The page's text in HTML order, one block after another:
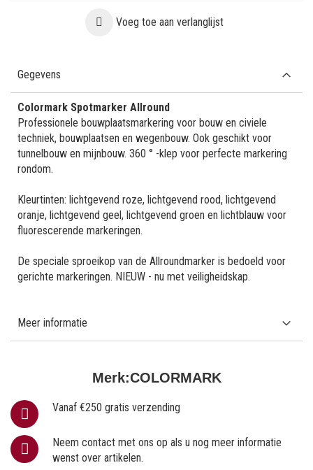
Voeg toe aan verlanglijst
Merk:COLORMARK
Vanaf €250 gratis verzending
Neem contact met ons op als u nog meer informatie
wenst over artikelen.
Gegevens
Colormark Spotmarker Allround
Professionele bouwplaatsmarkering voor bouw en civiele
techniek, bouwplaatsen en wegenbouw. Ook geschikt voor
tunnelbouw en mijnbouw. 360 ° -klep voor perfecte markering
rondom.
Kleurtinten: lichtgevend roze, lichtgevend rood, lichtgevend
oranje, lichtgevend geel, lichtgevend groen en lichtblauw voor
fluorescerende markeringen.
De speciale sproeikop van de Allroundmarker is bedoeld voor
gerichte markeringen. NIEUW - nu met veiligheidskap.
Meer informatie